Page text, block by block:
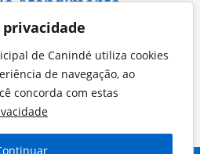
de Canindé utiliza cookies
de navegação, ao
concorda com estas
das 08:00hs às 13:00hs